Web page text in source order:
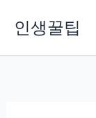
인생꿀팁